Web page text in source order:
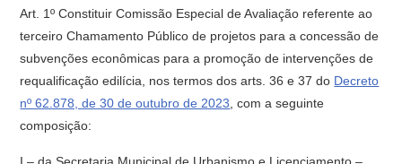
Art. 1º Constituir Comissão Especial de Avaliação referente ao
terceiro Chamamento Público de projetos para a concessão de
subvenções econômicas para a promoção de intervenções de
requalificação edilícia, nos termos dos arts. 36 e 37 do Decreto
nº 62.878, de 30 de outubro de 2023 , com a seguinte
composição: